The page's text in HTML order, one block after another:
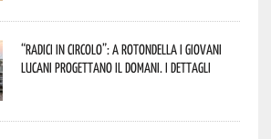
“Radici in Circolo”: a Rotondella i giovani
lucani progettano il domani. I dettagli